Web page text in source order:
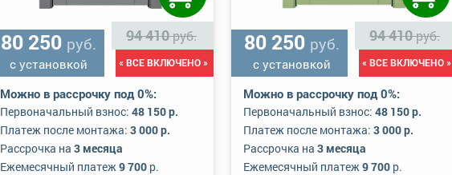
80 250 руб.
с установкой
94 410руб.
« ВСЕ ВКЛЮЧЕНО »
Можно в рассрочку под 0%:
Первоначальный взнос: 48 150 р.
Платеж после монтажа: 3 000 р.
Рассрочка на 3 месяца
Ежемесячный платеж9 700 р.
80 250 руб.
с установкой
94 410руб.
« ВСЕ ВКЛЮЧЕНО »
Можно в рассрочку под 0%:
Первоначальный взнос: 48 150 р.
Платеж после монтажа: 3 000 р.
Рассрочка на 3 месяца
Ежемесячный платеж9 700 р.